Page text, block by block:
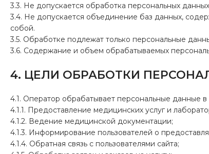
3.3. Не допускается обработка персональных
3.4. Не допускается объединение баз данных,
собой.
3.5. Обработке подлежат только персональные
3.6. Содержание и объем обрабатываемых
4. ЦЕЛИ ОБРАБОТКИ
4.1. Оператор обрабатывает персональные данные
4.1.1. Предоставление медицинских услуг и
4.1.2. Ведение медицинской документации;
4.1.3. Информирование пользователей о
4.1.4. Обратная связь с пользователями сайта;